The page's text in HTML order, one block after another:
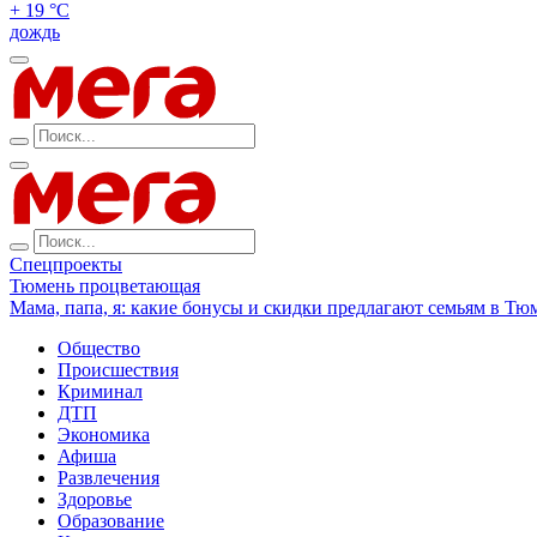
+ 19 °С
дождь
Спецпроекты
Тюмень процветающая
Мама, папа, я: какие бонусы и скидки предлагают семьям в
Общество
Происшествия
Криминал
ДТП
Экономика
Афиша
Развлечения
Здоровье
Образование